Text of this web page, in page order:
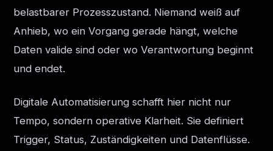
belastbarer Prozesszustand. Niemand weiß auf
Anhieb, wo ein Vorgang gerade hängt, welche
Daten valide sind oder wo Verantwortung beginnt
und endet.
Digitale Automatisierung schafft hier nicht nur
Tempo, sondern operative Klarheit. Sie definiert
Trigger, Status, Zuständigkeiten und Datenflüsse.